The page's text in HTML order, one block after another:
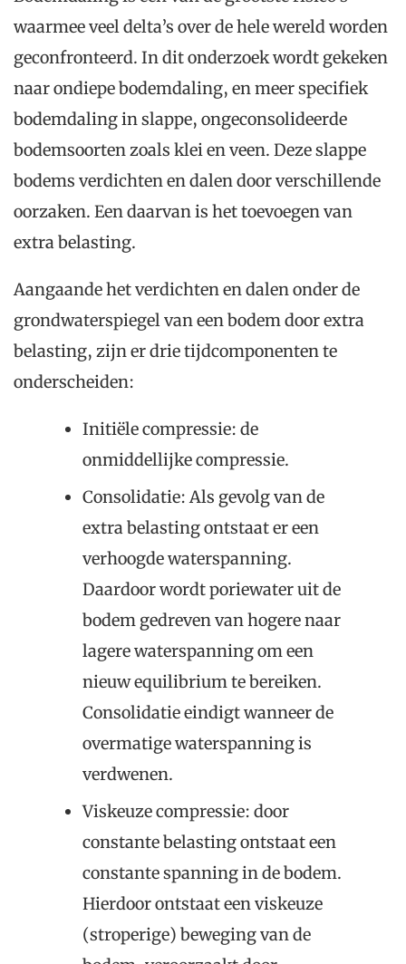
waarmee veel delta’s over de hele wereld worden
geconfronteerd. In dit onderzoek wordt gekeken
naar ondiepe bodemdaling, en meer specifiek
bodemdaling in slappe, ongeconsolideerde
bodemsoorten zoals klei en veen. Deze slappe
bodems verdichten en dalen door verschillende
oorzaken. Een daarvan is het toevoegen van
extra belasting.
Aangaande het verdichten en dalen onder de
grondwaterspiegel van een bodem door extra
belasting, zijn er drie tijdcomponenten te
onderscheiden:
Initiële compressie: de
onmiddellijke compressie.
Consolidatie: Als gevolg van de
extra belasting ontstaat er een
verhoogde waterspanning.
Daardoor wordt poriewater uit de
bodem gedreven van hogere naar
lagere waterspanning om een
nieuw equilibrium te bereiken.
Consolidatie eindigt wanneer de
overmatige waterspanning is
verdwenen.
Viskeuze compressie: door
constante belasting ontstaat een
constante spanning in de bodem.
Hierdoor ontstaat een viskeuze
(stroperige) beweging van de